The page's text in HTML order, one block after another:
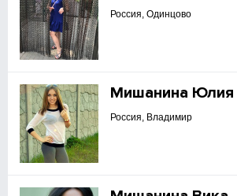
Россия, Одинцово
Мишанина Юлия
Россия, Владимир